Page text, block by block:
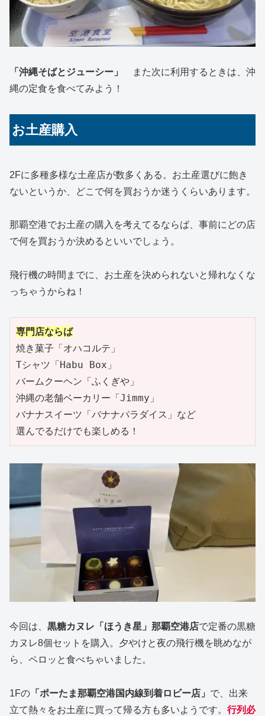
「沖縄そばとジューシー」
また次に利用するときは、沖
縄の定食を食べてみよう！
お土産購入
2Fに多種多様な土産店が数多くある。お土産選びに飽き
ないというか、どこで何を買おうか迷うくらいあります。
那覇空港でお土産の購入を考えてるならば、事前にどの店
で何を買おうか決めるといいでしょう。
飛行機の時間までに、お土産を決められないと帰れなくな
っちゃうからね！
専門店ならば
焼き菓子「オハコルテ」
Tシャツ「Habu Box」
バームクーヘン「ふくぎや」
沖縄の老舗ベーカリー「Jimmy」
バナナスイーツ「バナナパラダイス」など
選んでるだけでも楽しめる！
今回は、 黒糖カヌレ「ほうき星」那覇空港店で定番の黒糖
カヌレ8個セットを購入。夕やけと夜の飛行機を眺めなが
ら、ペロッと食べちゃいました。
1Fの 「ポーたま那覇空港国内線到着ロビー店」 で、出来
立て熱々をお土産に買って帰る方も多いようです。 行列必